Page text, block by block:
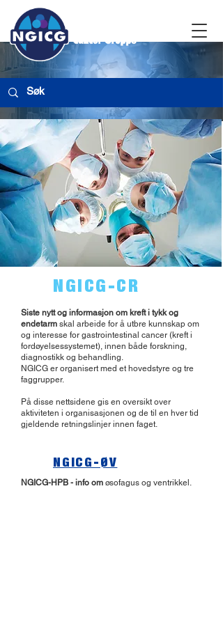
NGICG-CR
Siste nytt og informasjon om kreft i tykk og
endetarm skal arbeide for å utbre kunnskap om
og interesse for gastrointestinal cancer (kreft i
fordøyelsessystemet), innen både forskning,
diagnostikk og behandling.
NGICG er organisert med et hovedstyre og tre
faggrupper.
På disse nettsidene gis en oversikt over
aktiviteten i organisasjonen og de til en hver tid
gjeldende retningslinjer innen faget.
NGICG-ØV
NGICG-HPB - info om øsofagus og ventrikkel .